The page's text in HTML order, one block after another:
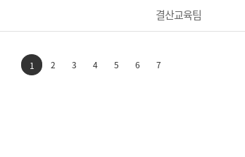
결산교육팀
1 2 3 4 5 6 7